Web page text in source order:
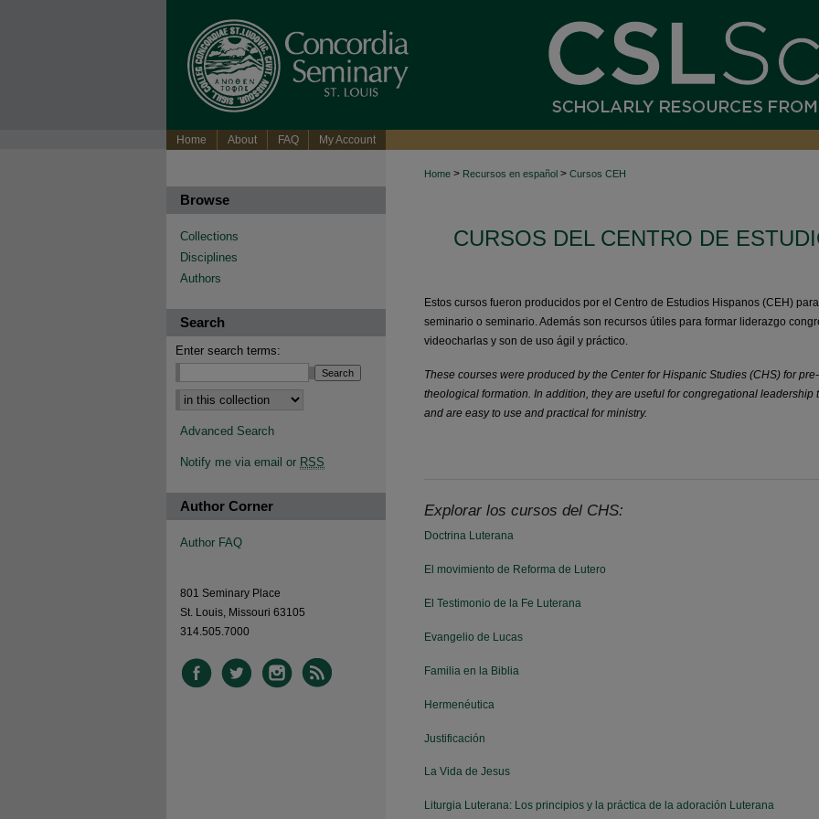
Home About FAQ My Account
Home > Recursos en español > Cursos CEH
CURSOS DEL CENTRO DE
Estos cursos fueron producidos por el Centro de Estudios Hispanos (CEH)
seminario o seminario. Además son recursos útiles para formar liderazgo
videocharlas y son de uso ágil y práctico.
These courses were produced by the Center for Hispanic Studies (CHS) for
theological formation. In addition, they are useful for congregational
and are easy to use and practical for ministry.
Explorar los cursos del CHS:
Doctrina Luterana
El movimiento de Reforma de Lutero
El Testimonio de la Fe Luterana
Evangelio de Lucas
Familia en la Biblia
Hermenéutica
Justificación
La Vida de Jesus
Liturgia Luterana: Los principios y la práctica de la adoración Luterana
Browse
Collections
Disciplines
Authors
Search
Enter search terms:
Select context to search:
Advanced Search
Notify me via email or RSS
Author Corner
Author FAQ
801 Seminary Place
St. Louis, Missouri 63105
314.505.7000